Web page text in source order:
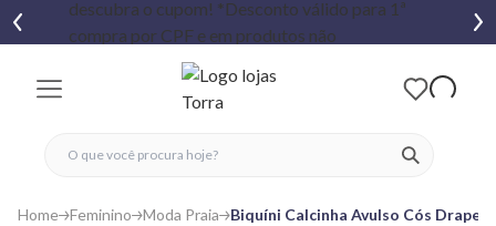
ver
fechar menu
fechar menu
favoritos
Home Feminino Moda Praia Biquíni Calcinha Avulso Cós